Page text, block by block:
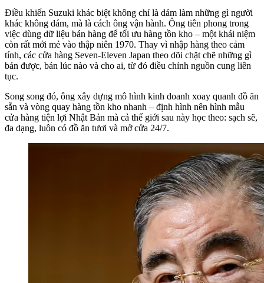
Điều khiến Suzuki khác biệt không chỉ là dám làm những gì người
khác không dám, mà là cách ông vận hành. Ông tiên phong trong
việc dùng dữ liệu bán hàng để tối ưu hàng tồn kho – một khái niệm
còn rất mới mẻ vào thập niên 1970. Thay vì nhập hàng theo cảm
tính, các cửa hàng Seven-Eleven Japan theo dõi chặt chẽ những gì
bán được, bán lúc nào và cho ai, từ đó điều chỉnh nguồn cung liên
tục.
Song song đó, ông xây dựng mô hình kinh doanh xoay quanh đồ ăn
sẵn và vòng quay hàng tồn kho nhanh – định hình nên hình mẫu
cửa hàng tiện lợi Nhật Bản mà cả thế giới sau này học theo: sạch sẽ,
đa dạng, luôn có đồ ăn tươi và mở cửa 24/7.